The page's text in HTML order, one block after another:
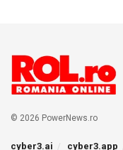
© 2026 PowerNews.ro
cyber3.ai cyber3.app